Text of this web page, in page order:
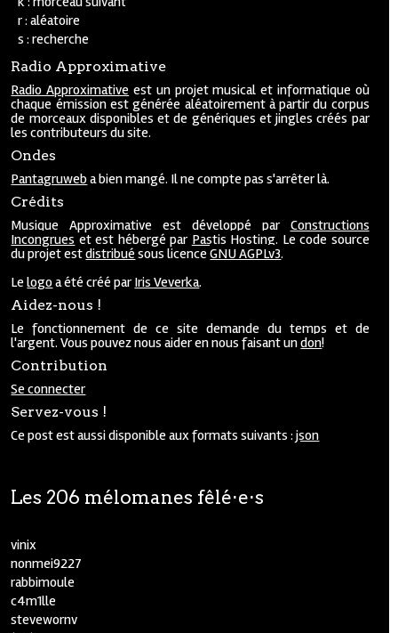
r : aléatoire
s : recherche
Radio Approximative
Radio Approximative est un projet musical et informatique où
chaque émission est générée aléatoirement à partir du corpus
de morceaux disponibles et de génériques et jingles créés par
les contributeurs du site.
Ondes
Pantagruweba bien mangé. Il ne compte pas s'arrêter là.
Crédits
Musique Approximative est développé par Constructions
Incongrues et est hébergé par Pastis Hosting. Le code source
du projet estdistribué sous licenceGNU AGPLv3.
Lelogoa été créé par Iris Veverka.
Aidez-nous !
Le fonctionnement de ce site demande du temps et de
l'argent. Vous pouvez nous aider en nous faisant undon!
Contribution
Se connecter
Servez-vous !
Ce post est aussi disponible aux formats suivants :json
Les 206 mélomanes fêlé⋅e⋅s
vinix
nonmei9227
rabbimoule
c4m1lle
stevewornv